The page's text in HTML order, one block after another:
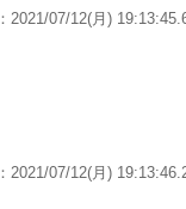
：2021/07/12(月)
：2021/07/12(月)